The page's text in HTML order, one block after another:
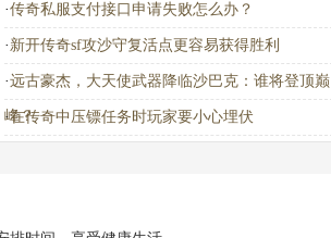
·传奇私服支付接口申请失败怎么办？
· 新开传奇sf攻沙守复活点更容易获得胜利
·远古豪杰，大天使武器降临沙巴克：谁将登顶巅
峰？
·在传奇中压镖任务时玩家要小心埋伏